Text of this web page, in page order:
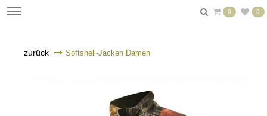
0 0
zurück Softshell-Jacken Damen